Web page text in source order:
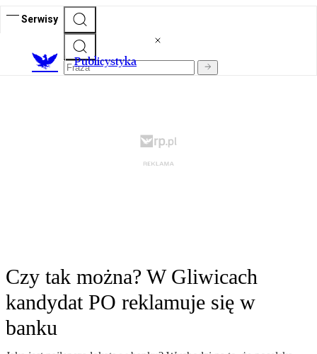
Serwisy
Publicystyka
Czy tak można? W Gliwicach
kandydat PO reklamuje się w
banku